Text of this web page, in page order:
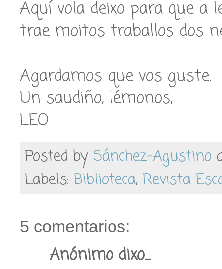
Aquí vola deixo para que a
trae moitos traballos dos
Agardamos que vos guste.
Un saudiño, lémonos,
LEO
Posted by Sánchez-Agustino
Labels: Biblioteca, Revista
5 comentarios:
Anónimo dixo...